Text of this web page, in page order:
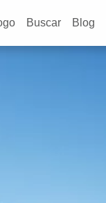
Buscar Blog